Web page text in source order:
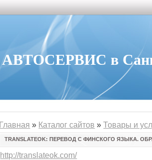
АВТОСЕРВИС в
Главная » Каталог сайтов »Товары и
TRANSLATEOK: ПЕРЕВОД С ФИНСКОГО ЯЗЫКА.
http://translateok.com/